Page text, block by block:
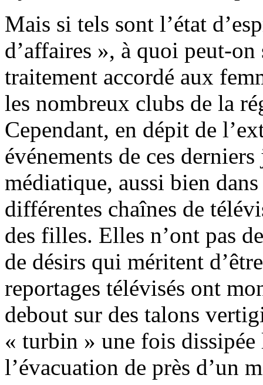
Mais si tels sont l’état
d’affaires », à quoi peut-
traitement accordé aux
les nombreux clubs de la
Cependant, en dépit de
événements de ces
médiatique, aussi bien
différentes chaînes de
des filles. Elles n’ont pas
de désirs qui méritent
reportages télévisés ont
debout sur des talons
« turbin » une fois
l’évacuation de près d’un